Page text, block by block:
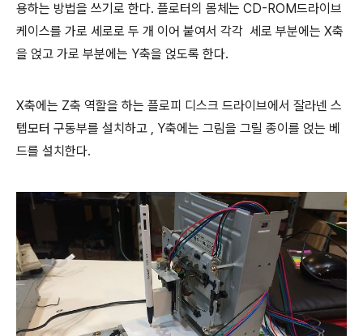
용하는 방법을 쓰기로 한다. 플로터의 몸체는 CD-ROM드라이브
케이스를 가로 세로로 두 개 이어 붙여서 각각 세로 부분에는 X축
을 얹고 가로 부분에는 Y축을 얹도록 한다.
X축에는 Z축 역할을 하는 플로피 디스크 드라이브에서 잘라넨 스
텝모터 구동부를 설치하고 , Y축에는 그림을 그릴 종이를 얹는 베
드를 설치한다.